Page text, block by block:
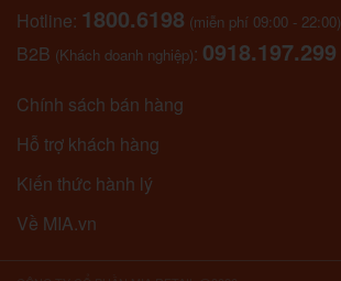
Hotline: 1800.6198 (miễn phí 09:00 - 22:00)
B2B (Khách doanh nghiệp): 0918.197.299
Chính sách bán hàng
Hỗ trợ khách hàng
Kiến thức hành lý
Về MIA.vn